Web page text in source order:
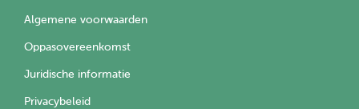
Algemene voorwaarden
Oppasovereenkomst
Juridische informatie
Privacybeleid